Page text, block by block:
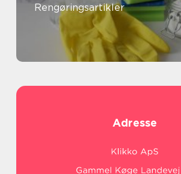
Rengøringsartikler
Adresse